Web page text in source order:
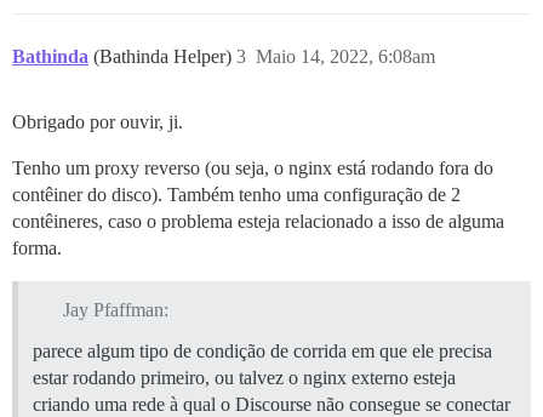
Bathinda (Bathinda Helper) Maio 14, 2022, 6:08am
3
Obrigado por ouvir, ji.
Tenho um proxy reverso (ou seja, o nginx está rodando fora do
contêiner do disco). Também tenho uma configuração de 2
contêineres, caso o problema esteja relacionado a isso de alguma
forma.
Jay Pfaffman:
parece algum tipo de condição de corrida em que ele precisa
estar rodando primeiro, ou talvez o nginx externo esteja
criando uma rede à qual o Discourse não consegue se conectar